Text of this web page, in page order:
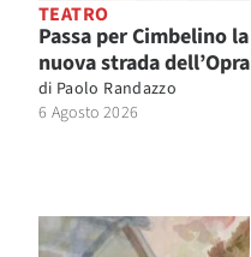
TEATRO
Passa per Cimbelino la
nuova strada dell’Opra
di Paolo Randazzo
6 Agosto 2026